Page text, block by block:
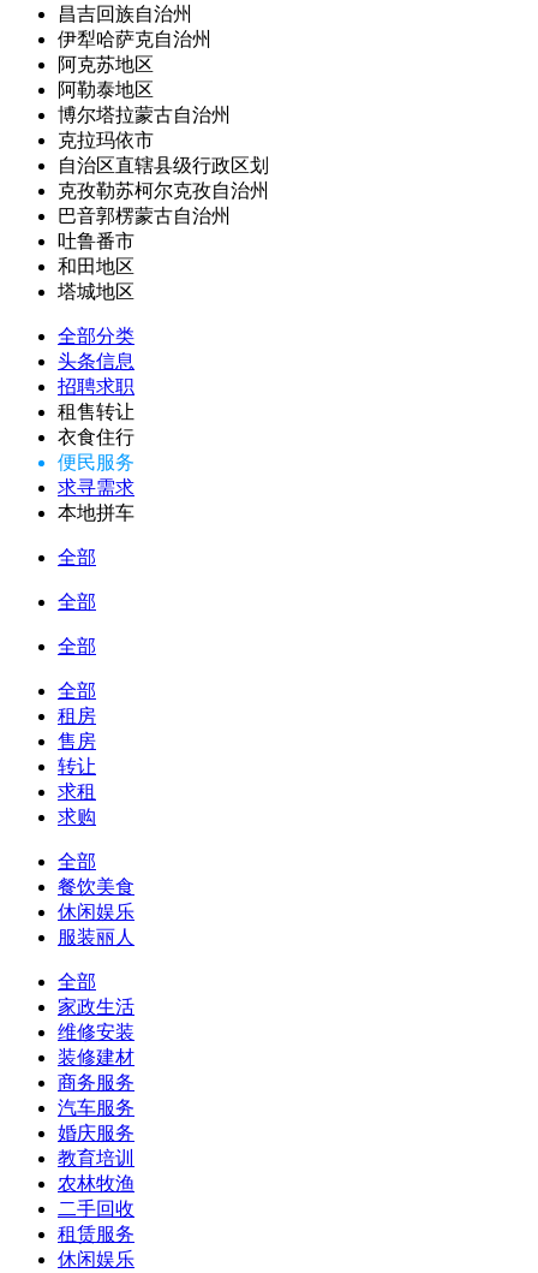
昌吉回族自治州
伊犁哈萨克自治州
阿克苏地区
阿勒泰地区
博尔塔拉蒙古自治州
克拉玛依市
自治区直辖县级行政区划
克孜勒苏柯尔克孜自治州
巴音郭楞蒙古自治州
吐鲁番市
和田地区
塔城地区
全部分类
头条信息
招聘求职
租售转让
衣食住行
便民服务
求寻需求
本地拼车
全部
全部
全部
全部
租房
售房
转让
求租
求购
全部
餐饮美食
休闲娱乐
服装丽人
全部
家政生活
维修安装
装修建材
商务服务
汽车服务
婚庆服务
教育培训
农林牧渔
二手回收
租赁服务
休闲娱乐